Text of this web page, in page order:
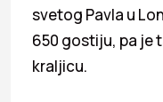
svetog Pavla u
650 gostiju, pa je
kraljicu.